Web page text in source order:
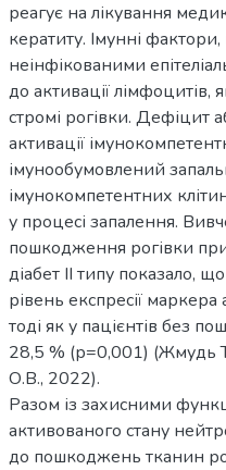
реагує на лікування
кератиту. Імунні
неінфікованими
до активації
стромі рогівки. Дефіцит
активації
імунообумовлений
імунокомпетентних
у процесі запалення.
пошкодження рогівки
діабет II типу показало,
рівень експресії
тоді як у пацієнтів без
28,5 % (р=0,001) (Жмудь
О.В., 2022).
Разом із захисними
активованого стану
до пошкоджень тканин